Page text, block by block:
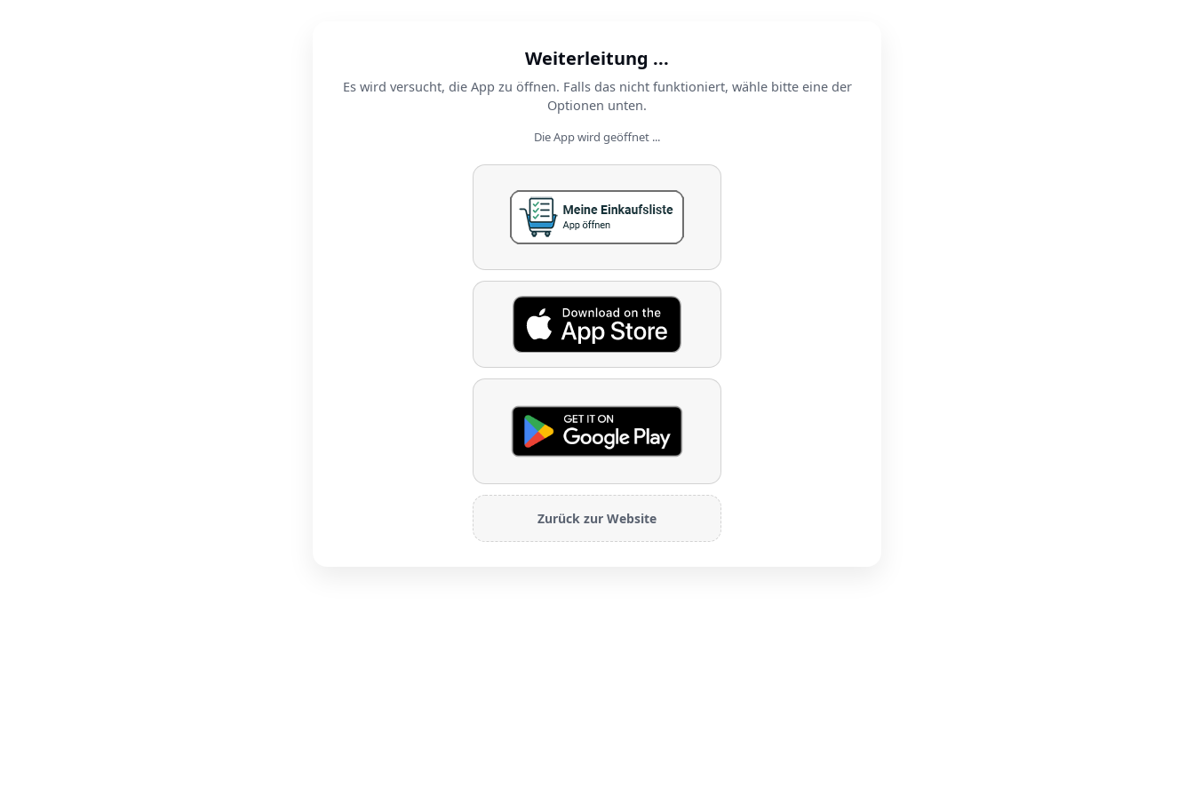
Weiterleitung ...
Es wird versucht, die App zu öffnen. Falls das nicht funktioniert, wähle bitte eine der
Optionen unten.
Die App wird geöffnet ...
Zurück zur Website